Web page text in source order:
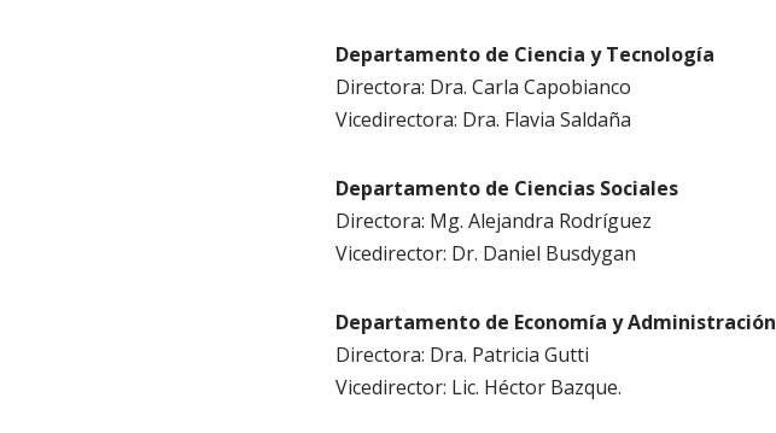
Departamento de Ciencia y Tecnología
Directora: Dra. Carla Capobianco
Vicedirectora: Dra. Flavia Saldaña
Departamento de Ciencias Sociales
Directora: Mg. Alejandra Rodríguez
Vicedirector: Dr. Daniel Busdygan
Departamento de Economía y Administración
Directora: Dra. Patricia Gutti
Vicedirector: Lic. Héctor Bazque.